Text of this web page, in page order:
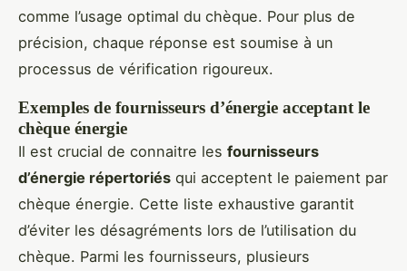
comme l’usage optimal du chèque. Pour plus de
précision, chaque réponse est soumise à un
processus de vérification rigoureux.
Exemples de fournisseurs d’énergie acceptant le
chèque énergie
Il est crucial de connaitre les fournisseurs
d’énergie répertoriés qui acceptent le paiement par
chèque énergie. Cette liste exhaustive garantit
d’éviter les désagréments lors de l’utilisation du
chèque. Parmi les fournisseurs, plusieurs